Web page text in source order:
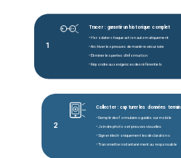
1
Tracer : garantir un historique complet
• Horodater chaque action automatiquement
• Archiver les preuves de manière sécurisée
• Éliminer les pertes d'information
• Répondre aux exigences des référentiels
2
Collecter : capturer les données terrain
• Remplir des formulaires guidés sur mobile
• Joindre photos et preuves visuelles
• Signer électroniquement les déclarations
• Transmettre instantanément au responsable